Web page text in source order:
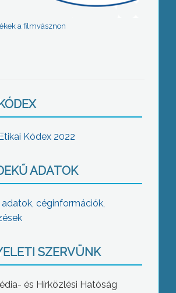
a filmvásznon
Kódex 2022
ADATOK
céginformációk,
SZERVÜNK
és Hírközlési Hatóság